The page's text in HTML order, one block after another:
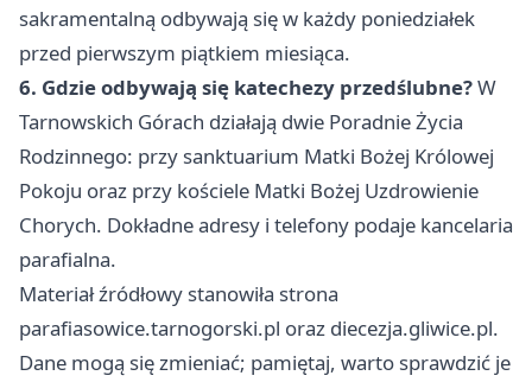
sakramentalną odbywają się w każdy poniedziałek
przed pierwszym piątkiem miesiąca.
6. Gdzie odbywają się katechezy przedślubne?W
Tarnowskich Górach działają dwie Poradnie Życia
Rodzinnego: przy sanktuarium Matki Bożej Królowej
Pokoju oraz przy kościele Matki Bożej Uzdrowienie
Chorych. Dokładne adresy i telefony podaje kancelaria
parafialna.
Materiał źródłowy stanowiła strona
parafiasowice.tarnogorski.pl oraz diecezja.gliwice.pl.
Dane mogą się zmieniać; pamiętaj, warto sprawdzić je